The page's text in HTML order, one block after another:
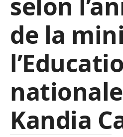
de la
Kandia